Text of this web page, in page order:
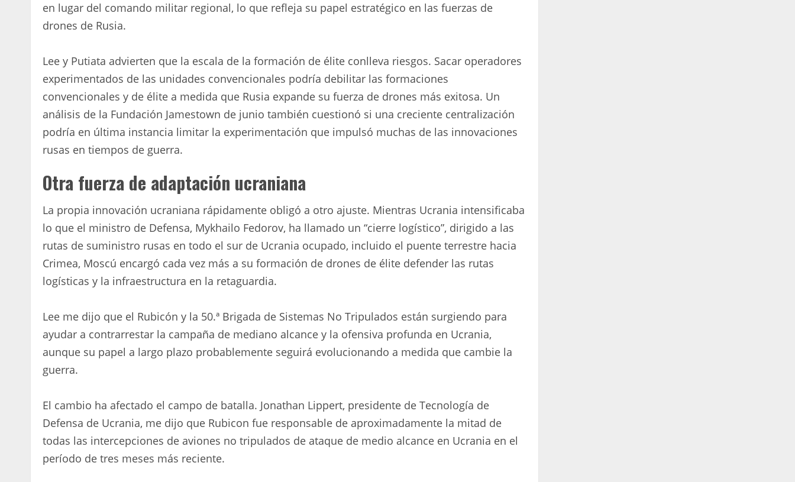
en lugar del comando militar regional, lo que refleja su papel estratégico en las fuerzas de
drones de Rusia.
Lee y Putiata advierten que la escala de la formación de élite conlleva riesgos. Sacar operadores
experimentados de las unidades convencionales podría debilitar las formaciones
convencionales y de élite a medida que Rusia expande su fuerza de drones más exitosa. Un
análisis de la Fundación Jamestown de junio también cuestionó si una creciente centralización
podría en última instancia limitar la experimentación que impulsó muchas de las innovaciones
rusas en tiempos de guerra.
Otra fuerza de adaptación ucraniana
La propia innovación ucraniana rápidamente obligó a otro ajuste. Mientras Ucrania intensificaba
lo que el ministro de Defensa, Mykhailo Fedorov, ha llamado un “cierre logístico”, dirigido a las
rutas de suministro rusas en todo el sur de Ucrania ocupado, incluido el puente terrestre hacia
Crimea, Moscú encargó cada vez más a su formación de drones de élite defender las rutas
logísticas y la infraestructura en la retaguardia.
Lee me dijo que el Rubicón y la 50.ª Brigada de Sistemas No Tripulados están surgiendo para
ayudar a contrarrestar la campaña de mediano alcance y la ofensiva profunda en Ucrania,
aunque su papel a largo plazo probablemente seguirá evolucionando a medida que cambie la
guerra.
El cambio ha afectado el campo de batalla. Jonathan Lippert, presidente de Tecnología de
Defensa de Ucrania, me dijo que Rubicon fue responsable de aproximadamente la mitad de
todas las intercepciones de aviones no tripulados de ataque de medio alcance en Ucrania en el
período de tres meses más reciente.